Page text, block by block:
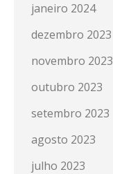
janeiro 2024
dezembro 2023
novembro 2023
outubro 2023
setembro 2023
agosto 2023
julho 2023